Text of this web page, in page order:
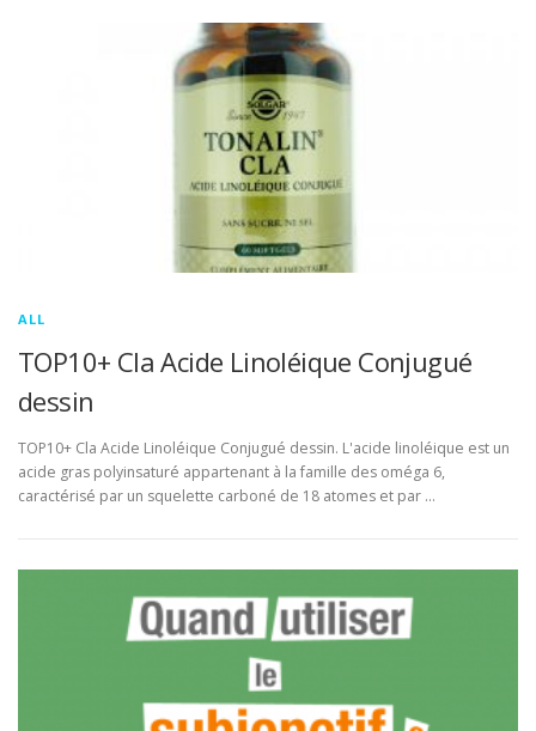
ALL
TOP10+ Cla Acide Linoléique Conjugué
dessin
TOP10+ Cla Acide Linoléique Conjugué dessin. L'acide linoléique est un
acide gras polyinsaturé appartenant à la famille des oméga 6,
caractérisé par un squelette carboné de 18 atomes et par …